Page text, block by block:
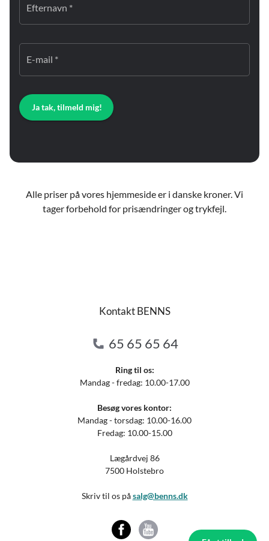
Efternavn *
E-mail *
Ja tak, tilmeld mig!
Alle priser på vores hjemmeside er i danske kroner. Vi
tager forbehold for prisændringer og trykfejl.
Kontakt BENNS
65 65 65 64
Ring til os:
Mandag - fredag: 10.00-17.00
Besøg vores kontor:
Mandag - torsdag: 10.00-16.00
Fredag: 10.00-15.00
Lægårdvej 86
7500 Holstebro
Skriv til os påsalg@benns.dk